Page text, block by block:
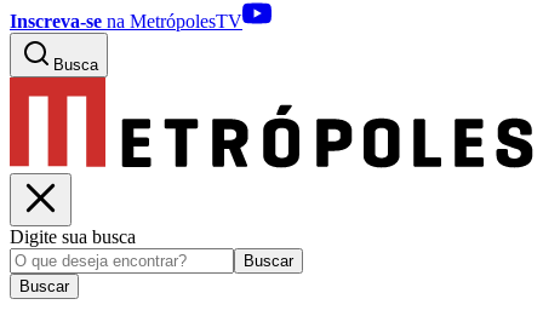
Inscreva-se na MetrópolesTV
Busca
Digite sua busca
Buscar
Buscar